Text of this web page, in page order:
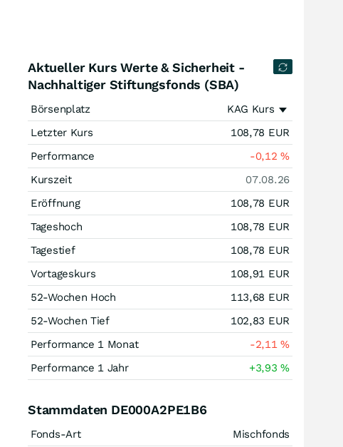
Aktueller Kurs Werte & Sicherheit -
Nachhaltiger Stiftungsfonds (SBA)
Börsenplatz
KAG Kurs
Letzter Kurs
108,78 EUR
Performance
-0,12%
Kurszeit
07.08.26
Eröffnung
108,78 EUR
Tageshoch
108,78 EUR
Tagestief
108,78 EUR
Vortageskurs
108,91 EUR
52-Wochen Hoch
113,68 EUR
52-Wochen Tief
102,83 EUR
Performance 1 Monat
-2,11%
Performance 1 Jahr
+3,93%
Stammdaten DE000A2PE1B6
Fonds-Art
Mischfonds